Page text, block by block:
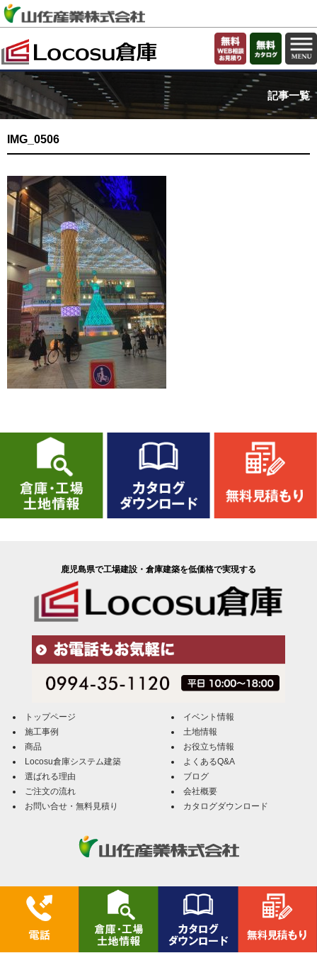
記事一覧
IMG_0506
鹿児島県で工場建設・倉庫建築を低価格で実現する
トップページ
施工事例
商品
Locosu倉庫システム建築
選ばれる理由
ご注文の流れ
お問い合せ・無料見積り
イベント情報
土地情報
お役立ち情報
よくあるQ&A
ブログ
会社概要
カタログダウンロード
Locosu倉庫（ローコス倉庫）／山佐産業株式会社